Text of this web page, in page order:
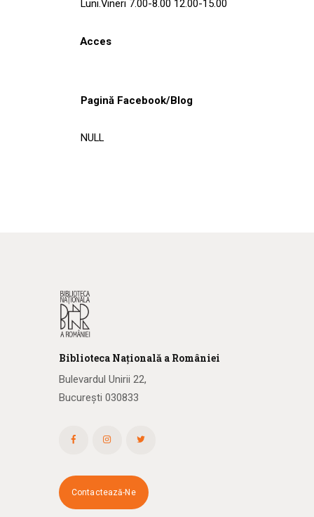
Luni.Vineri 7.00-8.00 12.00-15.00
Acces
Pagină Facebook/Blog
NULL
Biblioteca Națională a României
Bulevardul Unirii 22,
București 030833
Contactează-Ne